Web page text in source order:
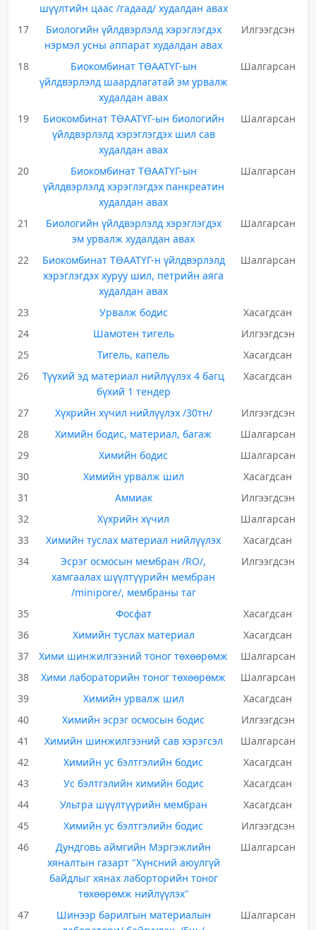
шүүлтийн цаас /гадаад/ худалдан авах
17
Биологийн үйлдвэрлэлд хэрэглэгдэх
нэрмэл усны аппарат худалдан авах
Илгээгдсэн
18
Биокомбинат ТӨААТҮГ-ын
үйлдвэрлэлд шаардлагатай эм урвалж
худалдан авах
Шалгарсан
19
Биокомбинат ТӨААТҮГ-ын биологийн
үйлдвэрлэлд хэрэглэгдэх шил сав
худалдан авах
Шалгарсан
20
Биокомбинат ТӨААТҮГ-ын
үйлдвэрлэлд хэрэглэгдэх панкреатин
худалдан авах
Шалгарсан
21
Биологийн үйлдвэрлэлд хэрэглэгдэх
эм урвалж худалдан авах
Шалгарсан
22
Биокомбинат ТӨААТҮГ-н үйлдвэрлэлд
хэрэглэгдэх хуруу шил, петрийн аяга
худалдан авах
Шалгарсан
23 Урвалж бодис
Хасагдсан
24
Шамотен тигель
Илгээгдсэн
25
Тигель, капель
Хасагдсан
26
Түүхий эд материал нийлүүлэх 4 багц
бүхий 1 тендер
Хасагдсан
27 Хүхрийн хүчил нийлүүлэх /30тн/
Илгээгдсэн
28
Химийн бодис, материал, багаж
Шалгарсан
29
Химийн бодис
Шалгарсан
30
Химийн урвалж шил
Хасагдсан
31
Аммиак
Илгээгдсэн
32
Хүхрийн хүчил
Шалгарсан
33
Химийн туслах материал нийлүүлэх
Хасагдсан
34
Эсрэг осмосын мембран /RO/,
хамгаалах шүүлтүүрийн мембран
/minipore/, мембраны таг
Илгээгдсэн
35 Фосфат
Хасагдсан
36
Химийн туслах материал
Хасагдсан
37
Хими шинжилгээний тоног төхөөрөмж
Шалгарсан
38
Хими лабораторийн тоног төхөөрөмж
Шалгарсан
39
Химийн урвалж шил
Хасагдсан
40
Химийн эсрэг осмосын бодис
Илгээгдсэн
41
Химийн шинжилгээний сав хэрэгсэл
Шалгарсан
42
Химийн ус бэлтгэлийн бодис
Хасагдсан
43
Ус бэлтгэлийн химийн бодис
Хасагдсан
44
Ультра шүүлтүүрийн мембран
Хасагдсан
45
Химийн ус бэлтгэлийн бодис
Илгээгдсэн
46
Дундговь аймгийн Мэргэжлийн
хяналтын газарт "Хүнсний аюулгүй
байдлыг хянах лаборторийн тоног
төхөөрөмж нийлүүлэх"
Шалгарсан
47
Шинээр барилгын материалын
Шалгарсан